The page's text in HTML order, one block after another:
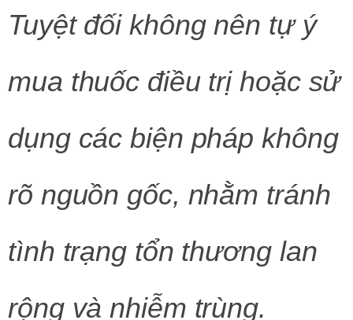
Tuyệt đối không nên tự ý
mua thuốc điều trị hoặc sử
dụng các biện pháp không
rõ nguồn gốc, nhằm tránh
tình trạng tổn thương lan
rộng và nhiễm trùng.